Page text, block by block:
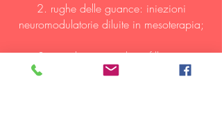
2. rughe delle guance: iniezioni
neuromodulatorie diluite in mesoterapia;
3. rinoplastica medica: filler per
raddrizzare le protuberanze o gli